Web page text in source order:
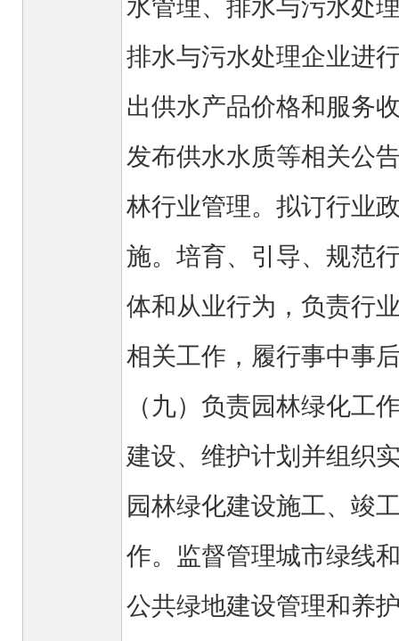
水管理、排水与污水处
排水与污水处理企业进
出供水产品价格和服务
发布供水水质等相关
林行业管理。拟订行业
施。培育、引导、规范
体和从业行为，负责行
相关工作，履行事中
（九）负责园林绿化工
建设、维护计划并组织
园林绿化建设施工、竣
作。监督管理城市绿线
公共绿地建设管理和养